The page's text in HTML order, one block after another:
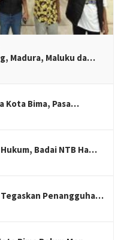
Madura, Maluku da…
Kota Bima, Pasa…
Badai NTB Ha…
Penangguha…